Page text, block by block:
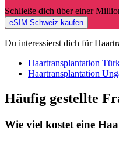
Schließe dich über einer
eSIM Schweiz kaufen
Du interessierst dich für
Haartransplantation
Haartransplantation
Häufig gestellte
Wie viel kostet eine